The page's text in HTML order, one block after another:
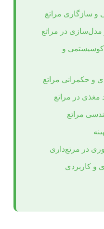
و سازگاری مراتع
و
و حکمرانی مراتع
مغذی در مراتع
مراتع
در مرتع‌داری
و کاربردی